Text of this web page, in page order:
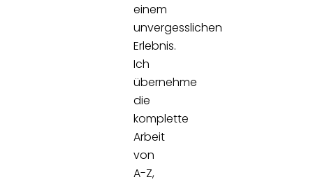
einem
unvergesslichen
Erlebnis.
Ich
übernehme
die
komplette
Arbeit
von
A-Z,